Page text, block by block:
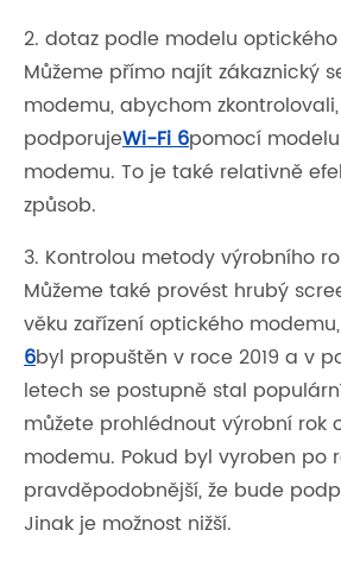
2. dotaz podle modelu
Můžeme přímo najít zákaznický
modemu, abychom
podporujeWi-Fi 6pomocí
modemu. To je také relativně
způsob.
3. Kontrolou metody výrobního
Můžeme také provést hrubý
věku zařízení optického
6byl propuštěn v roce 2019 a v
letech se postupně stal
můžete prohlédnout výrobní rok
modemu. Pokud byl vyroben po
pravděpodobnější, že bude
Jinak je možnost nižší.